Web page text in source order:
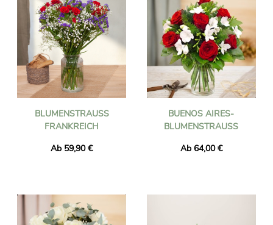
BLUMENSTRAUSS F
RANKREICH
Ab 59,90 €
BUENOS AIRES-
BLUMENSTRAUSS
Ab 64,00 €